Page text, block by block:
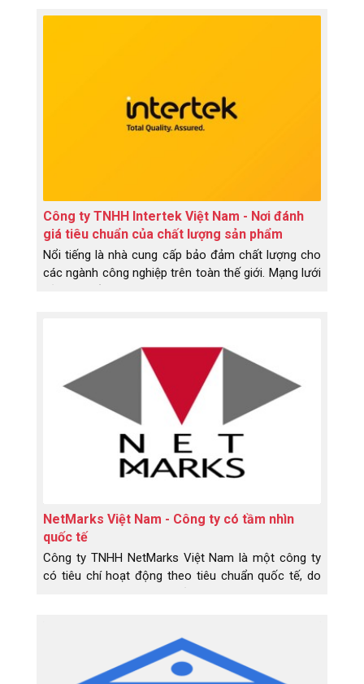
Công ty TNHH Intertek Việt Nam - Nơi đánh
giá tiêu chuẩn của chất lượng sản phẩm
Nổi tiếng là nhà cung cấp bảo đảm chất lượng cho
các ngành công nghiệp trên toàn thế giới. Mạng lưới
NetMarks Việt Nam - Công ty có tầm nhìn
quốc tế
Công ty TNHH NetMarks Việt Nam là một công ty
có tiêu chí hoạt động theo tiêu chuẩn quốc tế, do